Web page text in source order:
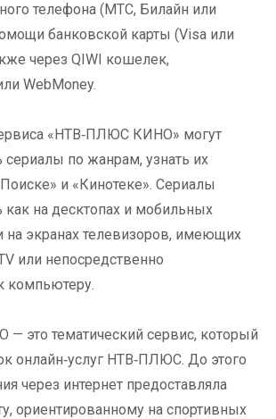
телефона (МТС, Билайн или
банковской карты (Visa или
через QIWI кошелек,
WebMoney.
«НТВ‑ПЛЮС КИНО» могут
сериалы по жанрам, узнать их
и «Кинотеке». Сериалы
на десктопах и мобильных
на экранах телевизоров, имеющих
или непосредственно
компьютеру.
это тематический сервис, который
онлайн‑услуг НТВ‑ПЛЮС. До этого
через интернет предоставляла
ориентированному на спортивных